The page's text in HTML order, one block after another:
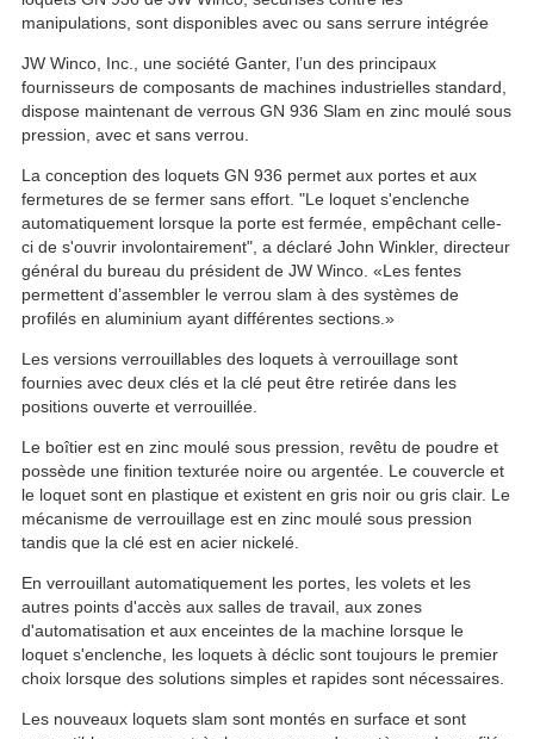
manipulations, sont disponibles avec ou sans serrure intégrée
JW Winco, Inc., une société Ganter, l’un des principaux
fournisseurs de composants de machines industrielles standard,
dispose maintenant de verrous GN 936 Slam en zinc moulé sous
pression, avec et sans verrou.
La conception des loquets GN 936 permet aux portes et aux
fermetures de se fermer sans effort. "Le loquet s'enclenche
automatiquement lorsque la porte est fermée, empêchant celle-
ci de s'ouvrir involontairement", a déclaré John Winkler, directeur
général du bureau du président de JW Winco. «Les fentes
permettent d’assembler le verrou slam à des systèmes de
profilés en aluminium ayant différentes sections.»
Les versions verrouillables des loquets à verrouillage sont
fournies avec deux clés et la clé peut être retirée dans les
positions ouverte et verrouillée.
Le boîtier est en zinc moulé sous pression, revêtu de poudre et
possède une finition texturée noire ou argentée. Le couvercle et
le loquet sont en plastique et existent en gris noir ou gris clair. Le
mécanisme de verrouillage est en zinc moulé sous pression
tandis que la clé est en acier nickelé.
En verrouillant automatiquement les portes, les volets et les
autres points d'accès aux salles de travail, aux zones
d'automatisation et aux enceintes de la machine lorsque le
loquet s'enclenche, les loquets à déclic sont toujours le premier
choix lorsque des solutions simples et rapides sont nécessaires.
Les nouveaux loquets slam sont montés en surface et sont